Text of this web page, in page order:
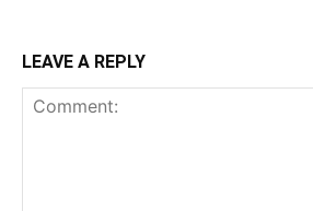
LEAVE A REPLY